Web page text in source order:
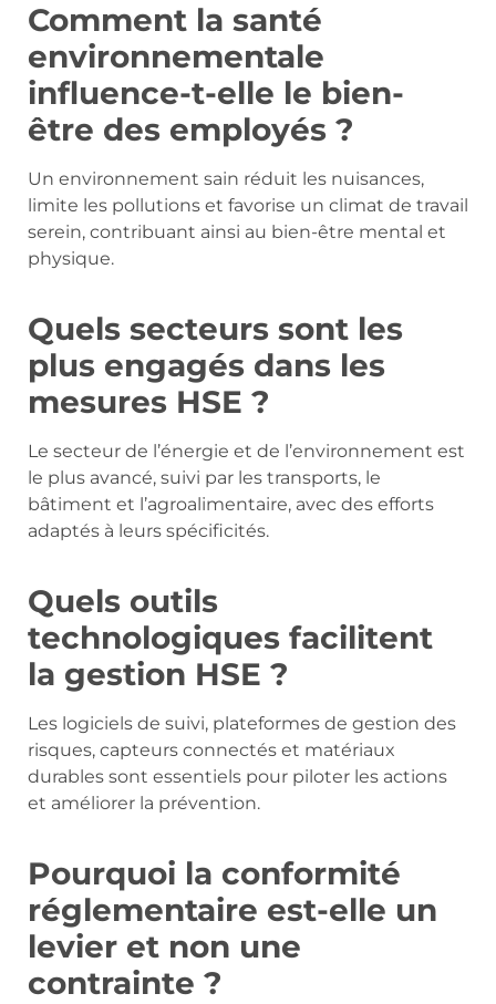
Comment la santé
environnementale
influence-t-elle le bien-
être des employés ?
Un environnement sain réduit les nuisances,
limite les pollutions et favorise un climat de travail
serein, contribuant ainsi au bien-être mental et
physique.
Quels secteurs sont les
plus engagés dans les
mesures HSE ?
Le secteur de l’énergie et de l’environnement est
le plus avancé, suivi par les transports, le
bâtiment et l’agroalimentaire, avec des efforts
adaptés à leurs spécificités.
Quels outils
technologiques facilitent
la gestion HSE ?
Les logiciels de suivi, plateformes de gestion des
risques, capteurs connectés et matériaux
durables sont essentiels pour piloter les actions
et améliorer la prévention.
Pourquoi la conformité
réglementaire est-elle un
levier et non une
contrainte ?